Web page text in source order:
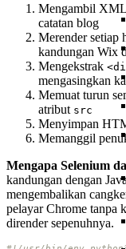
Mengambil XML
catatan blog
Merender setiap
kandungan Wix
Mengekstrak
mengasingkan
Memuat turun
atribut src
Menyimpan
Memanggil
Mengapa Selenium
kandungan dengan
mengembalikan
pelayar Chrome tanpa
dirender sepenuhnya.